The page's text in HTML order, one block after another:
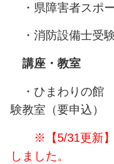
・県障害者スポ
・消防設備士受
講座・教室
・ひまわりの館
験教室（要申込）
※【5/31更新】7
しました。